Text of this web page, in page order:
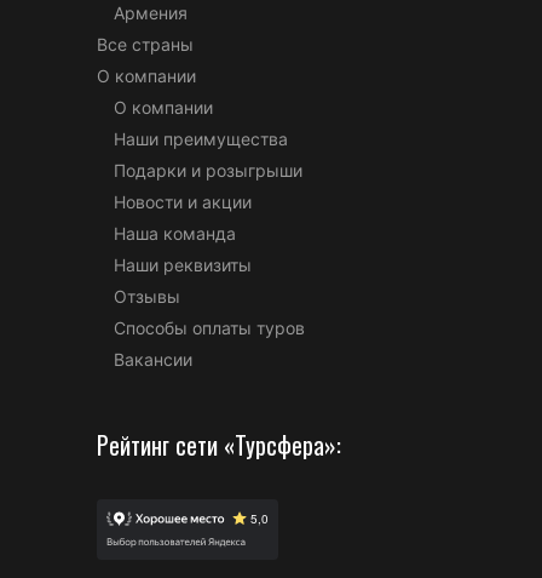
Армения
Все страны
О компании
О компании
Наши преимущества
Подарки и розыгрыши
Новости и акции
Наша команда
Наши реквизиты
Отзывы
Способы оплаты туров
Вакансии
Рейтинг сети «Турсфера»: